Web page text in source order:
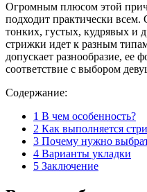
Огромным плюсом этой
подходит практически всем.
тонких, густых, кудрявых и
стрижки идет к разным
допускает разнообразие, ее
соответствие с выбором
Содержание:
1 В чем особенность?
2 Как выполняется
3 Почему нужно
4 Варианты укладки
5 Заключение